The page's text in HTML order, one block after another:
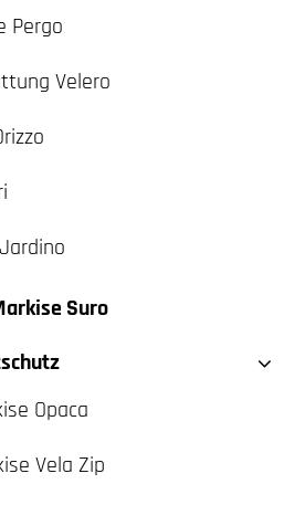
Pergo
Velero
Suro
Opaca
Vela Zip